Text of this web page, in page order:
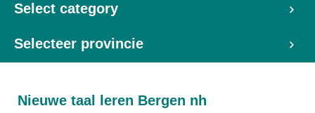
Select category
Selecteer provincie
Nieuwe taal leren Bergen nh